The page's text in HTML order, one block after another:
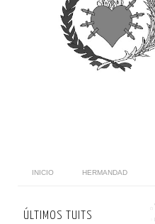
INICIO HERMANDAD
ÚLTIMOS TUITS